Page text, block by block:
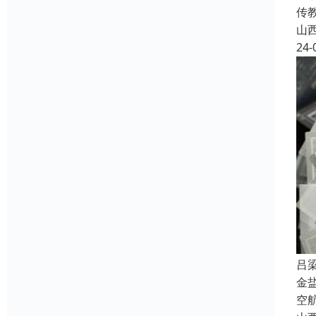
传
山
24-
吕
金
空